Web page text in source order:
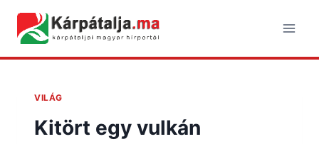
content
VILÁG
Kitört egy vulkán